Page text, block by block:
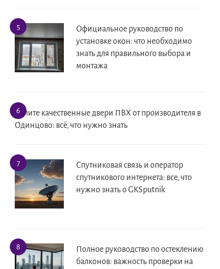
Официальное руководство по
установке окон: что необходимо
знать для правильного выбора и
монтажа
Купите качественные двери ПВХ от производителя в
Одинцово: всё, что нужно знать
Спутниковая связь и оператор
спутникового интернета: все, что
нужно знать о GKSputnik
Полное руководство по остеклению
балконов: важность проверки на